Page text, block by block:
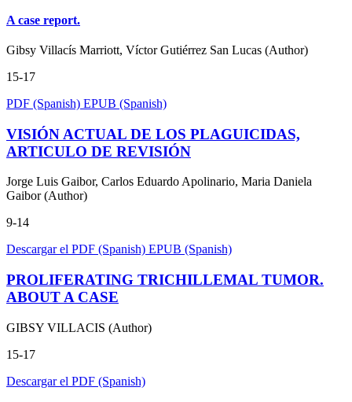
A case report.
Gibsy Villacís Marriott, Víctor Gutiérrez San Lucas (Author)
15-17
PDF (Spanish) EPUB (Spanish)
VISIÓN ACTUAL DE LOS PLAGUICIDAS,
ARTICULO DE REVISIÓN
Jorge Luis Gaibor, Carlos Eduardo Apolinario, Maria Daniela
Gaibor (Author)
9-14
Descargar el PDF (Spanish) EPUB (Spanish)
PROLIFERATING TRICHILLEMAL TUMOR.
ABOUT A CASE
GIBSY VILLACIS (Author)
15-17
Descargar el PDF (Spanish)